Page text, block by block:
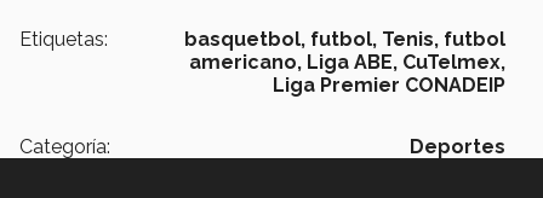
Etiquetas: basquetbol, futbol, Tenis, futbol
americano, Liga ABE, CuTelmex,
Liga Premier CONADEIP
Categoría: Deportes